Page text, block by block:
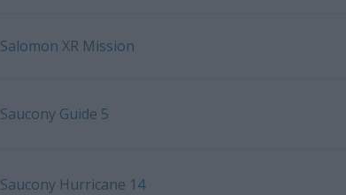
Salomon XR Mission
Saucony Guide 5
Saucony Hurricane 14